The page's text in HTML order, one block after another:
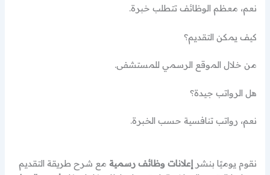
نعم، معظم الوظائف تتطلب خبرة.
كيف يمكن التقديم؟
من خلال الموقع الرسمي للمستشفى.
هل الرواتب جيدة؟
نعم، رواتب تنافسية حسب الخبرة.
نقوم يوميًا بنشرإعلانات وظائف رسمية مع شرح طريقة التقديم